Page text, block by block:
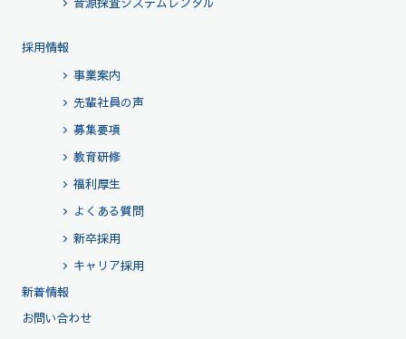
採用情報
事業案内
先輩社員の声
募集要項
教育研修
福利厚生
よくある質問
新卒採用
キャリア採用
新着情報
お問い合わせ